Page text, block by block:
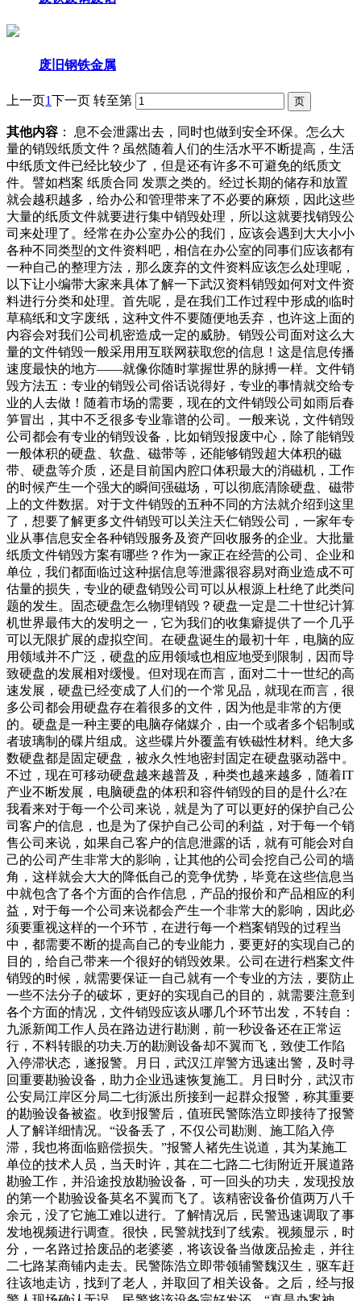
废旧钢铁金属
上一页1下一页 转至第
其他内容 ： 息不会泄露出去，同时也做到安全环保。怎么大
量的销毁纸质文件？虽然随着人们的生活水平不断提高，生活
中纸质文件已经比较少了，但是还有许多不可避免的纸质文
件。譬如档案 纸质合同 发票之类的。经过长期的储存和放置
就会越积越多，给办公和管理带来了不必要的麻烦，因此这些
大量的纸质文件就要进行集中销毁处理，所以这就要找销毁公
司来处理了。经常在办公室办公的我们，应该会遇到大大小小
各种不同类型的文件资料吧，相信在办公室的同事们应该都有
一种自己的整理方法，那么废弃的文件资料应该怎么处理呢，
以下让小编带大家来具体了解一下武汉资料销毁如何对文件资
料进行分类和处理。首先呢，是在我们工作过程中形成的临时
草稿纸和文字废纸，这种文件不要随便地丢弃，也许这上面的
内容会对我们公司机密造成一定的威胁。销毁公司面对这么大
量的文件销毁一般采用用互联网获取您的信息！这是信息传播
速度最快的地方——就像你随时掌握世界的脉搏一样。文件销
毁方法五：专业的销毁公司俗话说得好，专业的事情就交给专
业的人去做！随着市场的需要，现在的文件销毁公司如雨后春
笋冒出，其中不乏很多专业靠谱的公司。一般来说，文件销毁
公司都会有专业的销毁设备，比如销毁报废中心，除了能销毁
一般体积的硬盘、软盘、磁带等，还能够销毁超大体积的磁
带、硬盘等介质，还是目前国内腔口体积最大的消磁机，工作
的时候产生一个强大的瞬间强磁场，可以彻底清除硬盘、磁带
上的文件数据。对于文件销毁的五种不同的方法就介绍到这里
了，想要了解更多文件销毁可以关注天仁销毁公司，一家年专
业从事信息安全各种销毁服务及资产回收服务的企业。大批量
纸质文件销毁方案有哪些？作为一家正在经营的公司、企业和
单位，我们都面临过这种据信息等泄露很容易对商业造成不可
估量的损失，专业的硬盘销毁公司可以从根源上杜绝了此类问
题的发生。固态硬盘怎么物理销毁？硬盘一定是二十世纪计算
机世界最伟大的发明之一，它为我们的收集癖提供了一个几乎
可以无限扩展的虚拟空间。在硬盘诞生的最初十年，电脑的应
用领域并不广泛，硬盘的应用领域也相应地受到限制，因而导
致硬盘的发展相对缓慢。但对现在而言，面对二十一世纪的高
速发展，硬盘已经变成了人们的一个常见品，就现在而言，很
多公司都会用硬盘存在着很多的文件，因为他是非常的方便
的。硬盘是一种主要的电脑存储媒介，由一个或者多个铝制或
者玻璃制的碟片组成。这些碟片外覆盖有铁磁性材料。绝大多
数硬盘都是固定硬盘，被永久性地密封固定在硬盘驱动器中。
不过，现在可移动硬盘越来越普及，种类也越来越多，随着IT
产业不断发展，电脑硬盘的体积和容件销毁的目的是什么?在
我看来对于每一个公司来说，就是为了可以更好的保护自己公
司客户的信息，也是为了保护自己公司的利益，对于每一个销
售公司来说，如果自己客户的信息泄露的话，就有可能会对自
己的公司产生非常大的影响，让其他的公司会挖自己公司的墙
角，这样就会大大的降低自己的竞争优势，毕竟在这些信息当
中就包含了各个方面的合作信息，产品的报价和产品相应的利
益，对于每一个公司来说都会产生一个非常大的影响，因此必
须要重视这样的一个环节，在进行每一个档案销毁的过程当
中，都需要不断的提高自己的专业能力，要更好的实现自己的
目的，给自己带来一个很好的销毁效果。公司在进行档案文件
销毁的时候，就需要保证一自己就有一个专业的方法，要防止
一些不法分子的破坏，更好的实现自己的目的，就需要注意到
各个方面的情况，文件销毁应该从哪几个环节出发，不转自：
九派新闻工作人员在路边进行勘测，前一秒设备还在正常运
行，不料转眼的功夫.万的勘测设备却不翼而飞，致使工作陷
入停滞状态，遂报警。月日，武汉江岸警方迅速出警，及时寻
回重要勘验设备，助力企业迅速恢复施工。月日时分，武汉市
公安局江岸区分局二七街派出所接到一起群众报警，称其重要
的勘验设备被盗。收到报警后，值班民警陈浩立即接待了报警
人了解详细情况。“设备丢了，不仅公司勘测、施工陷入停
滞，我也将面临赔偿损失。”报警人褚先生说道，其为某施工
单位的技术人员，当天时许，其在二七路二七街附近开展道路
勘验工作，并沿途投放勘验设备，可一回头的功夫，发现投放
的第一个勘验设备莫名不翼而飞了。该精密设备价值两万八千
余元，没了它施工难以进行。了解情况后，民警迅速调取了事
发地视频进行调查。很快，民警就找到了线索。视频显示，时
分，一名路过拾废品的老婆婆，将该设备当做废品捡走，并往
二七路某商铺内走去。民警陈浩立即带领辅警魏汉生，驱车赶
往该地走访，找到了老人，并取回了相关设备。之后，经与报